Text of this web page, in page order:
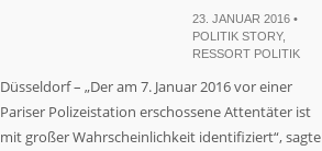
23. JANUAR 2016 •
POLITIK STORY,
RESSORT POLITIK
Düsseldorf – „Der am 7. Januar 2016 vor einer
Pariser Polizeistation erschossene Attentäter ist
mit großer Wahrscheinlichkeit identifiziert“, sagte